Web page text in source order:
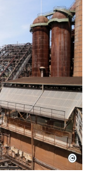
Hütte mit
Hütte | Karl
©